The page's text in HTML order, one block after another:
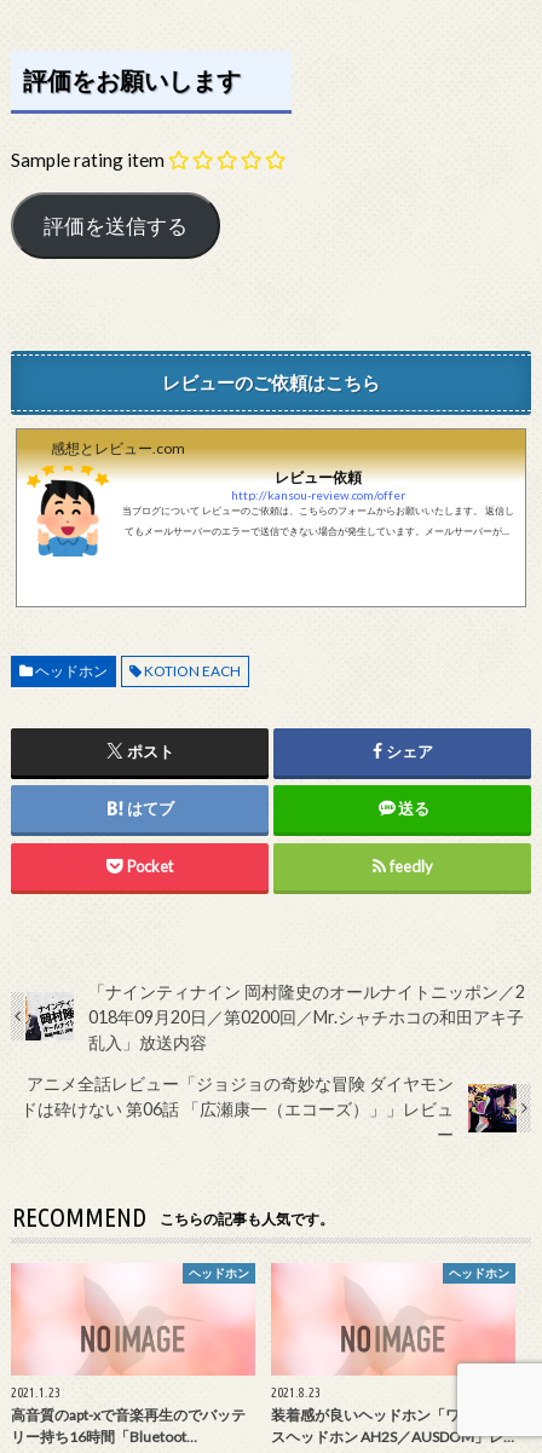
評価をお願いします
Sample rating item
レビューのご依頼はこちら
感想とレビュー.com
レビュー依頼
http://kansou-review.com/offer
当ブログについて レビューのご依頼は、こちらのフォームからお願いいたします。 返信し
てもメールサーバーのエラーで送信できない場合が発生しています。メールサーバーが正
ヘッドホン KOTION EACH
ポスト シェア
はてブ 送る
Pocket feedly
「ナインティナイン 岡村隆史のオールナイトニッポン／2
018年09月20日／第0200回／Mr.シャチホコの和田アキ子
乱入」放送内容
アニメ全話レビュー「ジョジョの奇妙な冒険 ダイヤモン
ドは砕けない 第06話 「広瀬康一（エコーズ）」」レビュ
ー
RECOMMEND こちらの記事も人気です。
ヘッドホン
2021.1.23
高音質のapt-xで音楽再生のでバッテ
リー持ち16時間「Bluetoot…
ヘッドホン
2021.8.23
装着感が良いヘッドホン「ワイヤレ
スヘッドホン AH2S／AUSDOM」レ…